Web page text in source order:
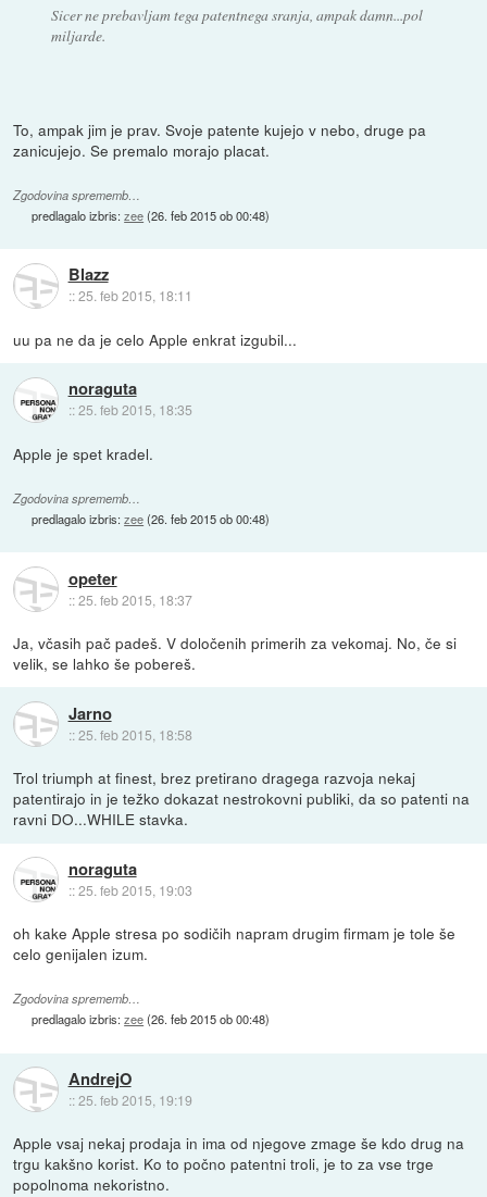
Sicer ne prebavljam tega patentnega sranja, ampak damn...pol
miljarde.
To, ampak jim je prav. Svoje patente kujejo v nebo, druge pa
zanicujejo. Se premalo morajo placat.
Zgodovina sprememb…
predlagalo izbris:zee(26. feb 2015 ob 00:48)
Blazz
::25. feb 2015, 18:11
uu pa ne da je celo Apple enkrat izgubil...
noraguta
::25. feb 2015, 18:35
Apple je spet kradel.
Zgodovina sprememb…
predlagalo izbris:zee(26. feb 2015 ob 00:48)
opeter
::25. feb 2015, 18:37
Ja, včasih pač padeš. V določenih primerih za vekomaj. No, če si
velik, se lahko še pobereš.
Jarno
::25. feb 2015, 18:58
Trol triumph at finest, brez pretirano dragega razvoja nekaj
patentirajo in je težko dokazat nestrokovni publiki, da so patenti na
ravni DO...WHILE stavka.
noraguta
::25. feb 2015, 19:03
oh kake Apple stresa po sodičih napram drugim firmam je tole še
celo genijalen izum.
Zgodovina sprememb…
predlagalo izbris:zee(26. feb 2015 ob 00:48)
AndrejO
::25. feb 2015, 19:19
Apple vsaj nekaj prodaja in ima od njegove zmage še kdo drug na
trgu kakšno korist. Ko to počno patentni troli, je to za vse trge
popolnoma nekoristno.